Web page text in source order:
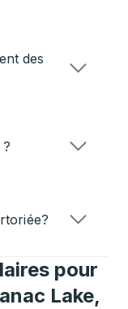
des
pour
Lake,